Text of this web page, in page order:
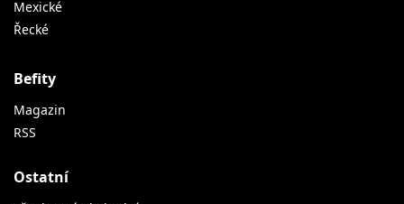
Mexické
Řecké
Befity
Magazin
RSS
Ostatní